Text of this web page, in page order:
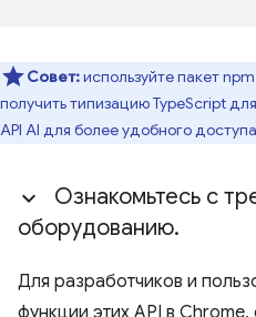
Совет:используйте пакет npm
получить типизацию TypeScript
API AI для более удобного
Ознакомьтесь с
оборудованию.
Для разработчиков и
функции этих API в